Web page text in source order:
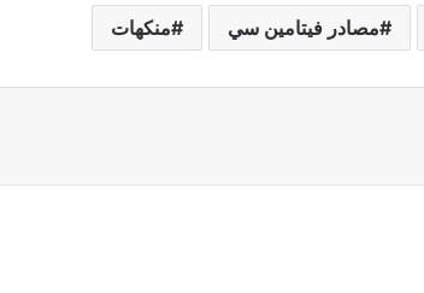
مصادر فيتامين سي منكهات